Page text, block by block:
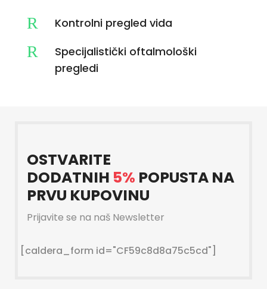
R Kontrolni pregled vida
R
Specijalistički oftalmološki
pregledi
OSTVARITE
DODATNIH 5% POPUSTA NA
PRVU KUPOVINU
Prijavite se na naš Newsletter
[caldera_form id="CF59c8d8a75c5cd"]